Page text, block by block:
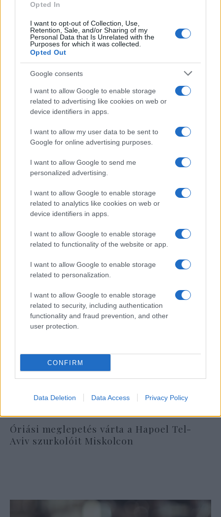
Opted In
I want to opt-out of Collection, Use,
Retention, Sale, and/or Sharing of my
Personal Data that Is Unrelated with the
Purposes for which it was collected.
Opted Out
Google consents
I want to allow Google to enable storage
related to advertising like cookies on web or
device identifiers in apps.
I want to allow my user data to be sent to
Google for online advertising purposes.
I want to allow Google to send me
personalized advertising.
I want to allow Google to enable storage
related to analytics like cookies on web or
device identifiers in apps.
I want to allow Google to enable storage
related to functionality of the website or app.
I want to allow Google to enable storage
related to personalization.
I want to allow Google to enable storage
related to security, including authentication
functionality and fraud prevention, and other
user protection.
CONFIRM
Data Deletion Data Access Privacy Policy
megszegni a 2015-ös iráni atomegyezményt.
Egy különleges családi járattal 140 új
alijázó érkezett Izraelbe
Óriási meglepetés várta a Hapoel Tel-
Aviv szurkolóit Miskolcon